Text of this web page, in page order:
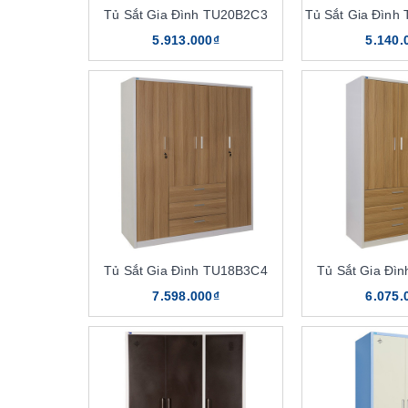
4 ưu điểm khác biệt của
Tủ sắt đựng quần áo The One là sản phẩm nội
lượng quốc tế ISO:9000. Hiện nay, tủ được sử
sử dụng bởi các đặc điểm nổi bật như sau:
Chất liệu cao cấp, bền bỉ
Tủ Sắt Gia Đình TU20B2C3
5.913.000₫
Tủ Sắt Gia Đình
Tủ Sắt Gia Đình TU18B3C4
7.598.000₫
Tủ Sắt Gia